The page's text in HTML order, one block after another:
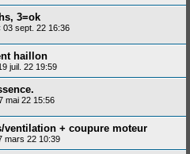
3=ok
03 sept. 22 16:36
haillon
juil. 22 19:59
mai 22 15:56
ventilation + coupure moteur
mars 22 10:39